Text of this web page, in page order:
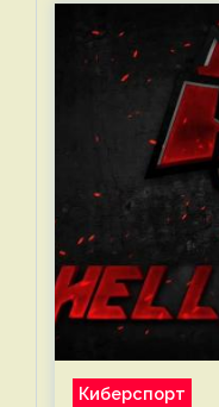
Киберспорт